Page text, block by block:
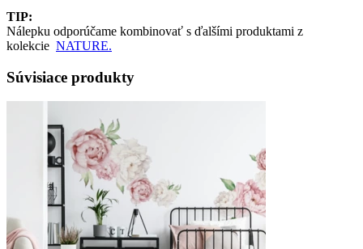
TIP:
Nálepku odporúčame kombinovať s ďalšími produktami z
kolekcie NATURE.
Súvisiace produkty